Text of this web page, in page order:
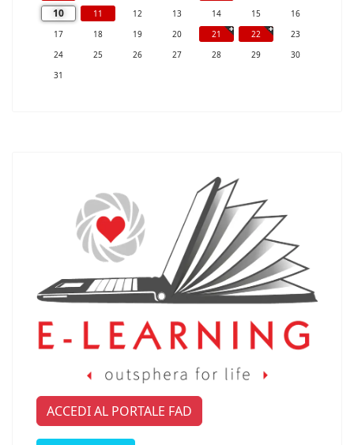
10 11 12 13 14 15
16
17
18 19 20 21 22
23
24
25 26 27 28 29
30
31
ACCEDI AL PORTALE FAD